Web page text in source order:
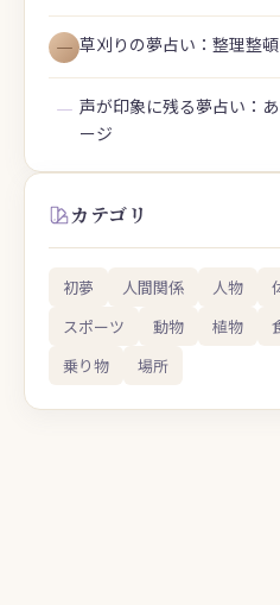
― 草刈りの夢占い：整理整
― 声が印象に残る夢占い：
ージ
カテゴリ
初夢 人間関係 人物
スポーツ
動物 植物
乗り物
場所